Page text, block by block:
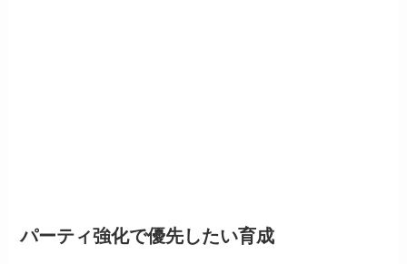
パーティ強化で優先したい育成